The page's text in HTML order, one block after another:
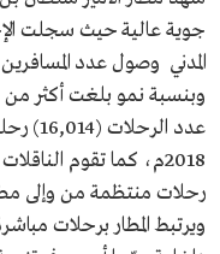
جوية عالية حيث سجلت
2018م، كما تقوم
رحلات منتظمة من وإلى